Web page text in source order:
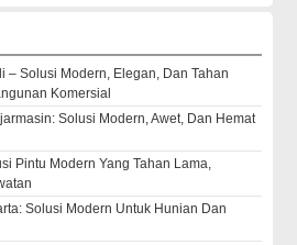
– Solusi Modern, Elegan, Dan Tahan
Komersial
Solusi Modern, Awet, Dan Hemat
Pintu Modern Yang Tahan Lama,
Solusi Modern Untuk Hunian Dan